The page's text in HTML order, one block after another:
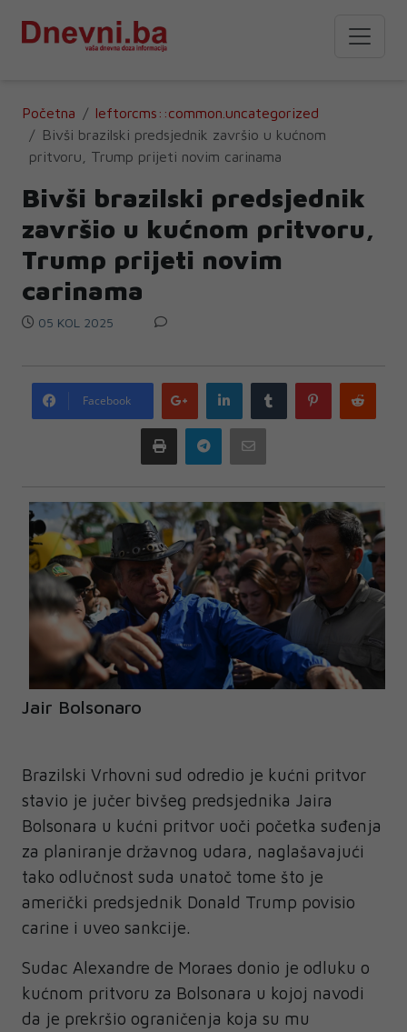
Početna
leftorcms::common.uncategorized
Bivši brazilski predsjednik završio u kućnom
pritvoru, Trump prijeti novim carinama
Bivši brazilski predsjednik
završio u kućnom pritvoru,
Trump prijeti novim
carinama
05 KOL 2025
Facebook
Google
plus
LinkedIn Tumblr Pinterest
Print Telegram
Jair Bolsonaro
Brazilski Vrhovni sud odredio je kućni pritvor
stavio je jučer bivšeg predsjednika Jaira
Bolsonara u kućni pritvor uoči početka suđenja
za planiranje državnog udara, naglašavajući
tako odlučnost suda unatoč tome što je
američki predsjednik Donald Trump povisio
carine i uveo sankcije.
Sudac Alexandre de Moraes donio je odluku o
kućnom pritvoru za Bolsonara u kojoj navodi
da je prekršio ograničenja koja su mu